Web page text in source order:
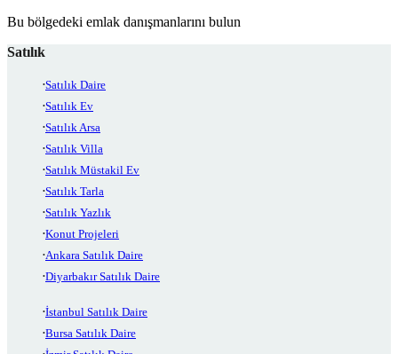
Bu bölgedeki emlak danışmanlarını bulun
Satılık
Satılık Daire
Satılık Ev
Satılık Arsa
Satılık Villa
Satılık Müstakil Ev
Satılık Tarla
Satılık Yazlık
Konut Projeleri
Ankara Satılık Daire
Diyarbakır Satılık Daire
İstanbul Satılık Daire
Bursa Satılık Daire